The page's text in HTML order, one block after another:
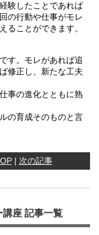
験したことであれば
の行動や仕事がモレ
ることができます。
す。モレがあれば追
修正し、新たな工夫
事の進化とともに熟
の育成そのものと言
| 次の記事
座 記事一覧